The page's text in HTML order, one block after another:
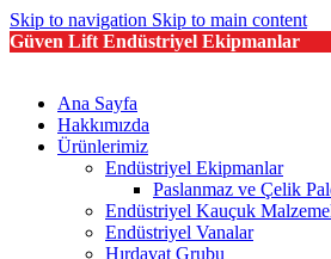
Skip to navigation Skip to main content
Güven Lift Endüstriyel Ekipmanlar
Ana Sayfa
Hakkımızda
Ürünlerimiz
Endüstriyel Ekipmanlar
Paslanmaz ve Çelik
Endüstriyel Kauçuk
Endüstriyel Vanalar
Hırdavat Grubu